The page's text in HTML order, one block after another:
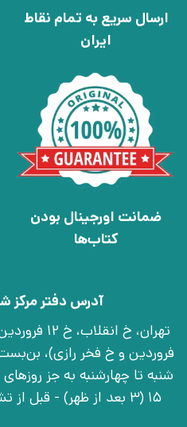
ارسال سریع به تمام نقاط
ایران
ضمانت اورجینال بودن
کتاب‌ها
آدرس دفتر مرکز
15 (3 بعد از ظهر) - قبل از تشریف آوردن تماس بگیرید